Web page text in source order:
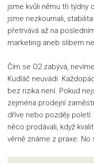
jsme kvůli němu tři týdny
jsme nezkoumali,
přetrvává až na
marketing aneb slibem
Čím se O2 zabývá,
Kudláč neuvádí.
bez rizika není. Pokud
zejména prodejní
dříve nebo později
něco prodávali, když
věrně známe z praxe.